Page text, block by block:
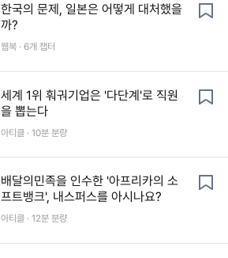
한국의 문제, 일본은 어떻게 대처했을
까?
웹북 · 6개 챕터
세계 1위 훠궈기업은 '다단계'로 직원
을 뽑는다
아티클 · 10분 분량
배달의민족을 인수한 '아프리카의 소
프트뱅크', 내스퍼스를 아시나요?
아티클 · 12분 분량